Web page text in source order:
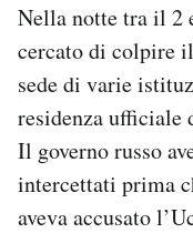
Hai bisogno di
Esci
Nella notte tra il 2
cercato di colpire
sede di varie
residenza ufficiale
Il governo russo
intercettati prima
aveva accusato